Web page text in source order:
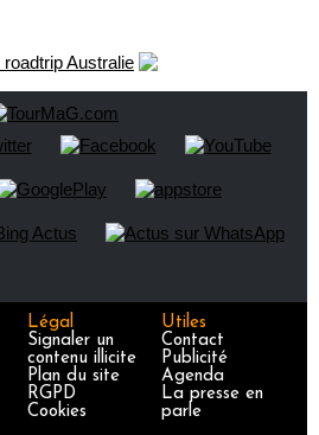
Légal
Signaler un
contenu illicite
Plan du site
RGPD
Cookies
Utiles
Contact
Publicité
Agenda
La presse en
parle